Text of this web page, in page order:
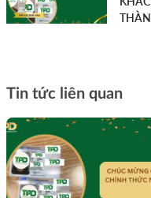
Tin tức liên quan